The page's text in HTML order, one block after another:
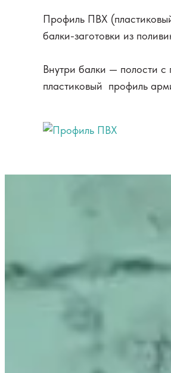
Профиль ПВХ
балки-заготовки из
Внутри балки — полости
пластиковый профиль